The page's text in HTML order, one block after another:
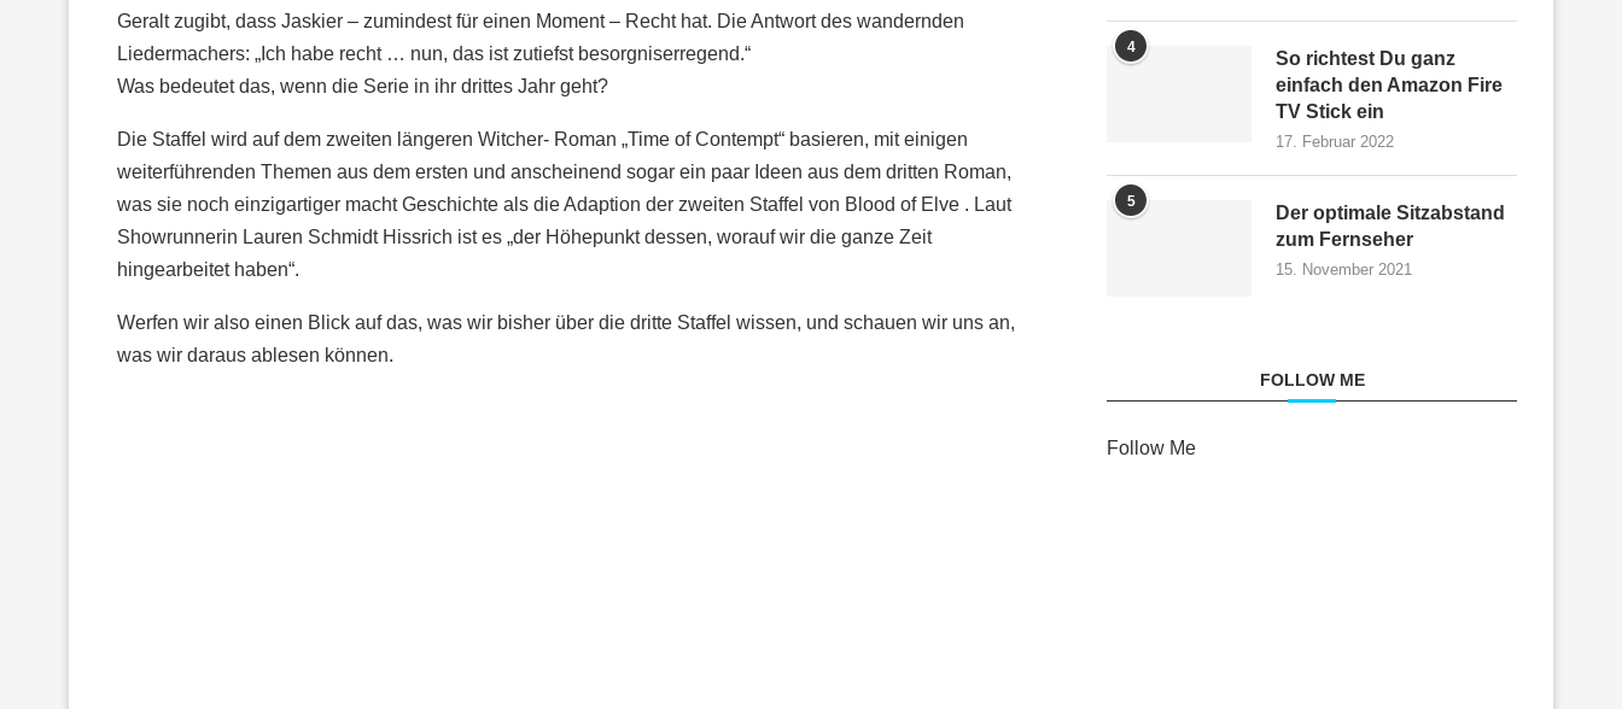
Geralt zugibt, dass Jaskier – zumindest für einen Moment – ​​Recht hat. Die Antwort des wandernden
Liedermachers: „Ich habe recht … nun, das ist zutiefst besorgniserregend.“
Was bedeutet das, wenn die Serie in ihr drittes Jahr geht?
Die Staffel wird auf dem zweiten längeren Witcher- Roman „Time of Contempt“ basieren, mit einigen
weiterführenden Themen aus dem ersten und anscheinend sogar ein paar Ideen aus dem dritten Roman,
was sie noch einzigartiger macht Geschichte als die Adaption der zweiten Staffel von Blood of Elve . Laut
Showrunnerin Lauren Schmidt Hissrich ist es „der Höhepunkt dessen, worauf wir die ganze Zeit
hingearbeitet haben“.
Werfen wir also einen Blick auf das, was wir bisher über die dritte Staffel wissen, und schauen wir uns an,
was wir daraus ablesen können.
4
So richtest Du ganz
einfach den Amazon Fire
TV Stick ein
17. Februar 2022
5
Der optimale Sitzabstand
zum Fernseher
15. November 2021
FOLLOW ME
Follow Me